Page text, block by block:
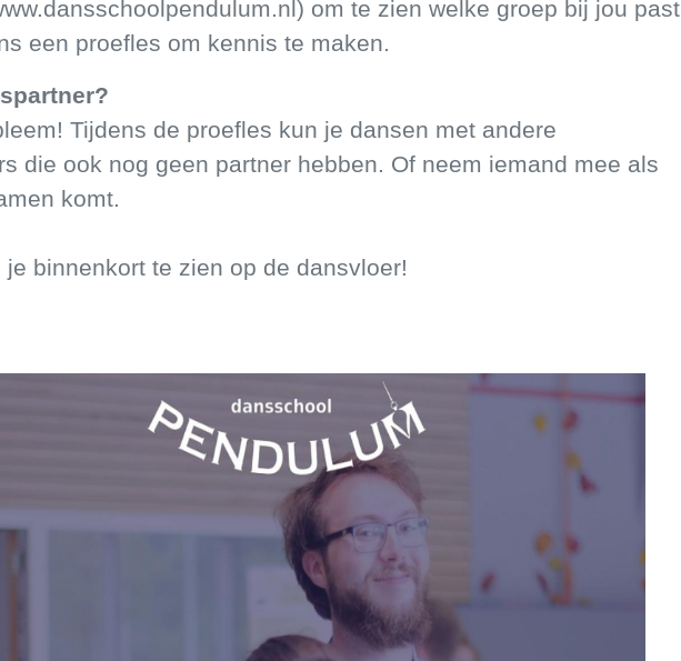
om te zien welke groep bij jou past
een proefles om kennis te maken.
Tijdens de proefles kun je dansen met andere
die ook nog geen partner hebben. Of neem iemand mee als
komt.
je binnenkort te zien op de dansvloer!